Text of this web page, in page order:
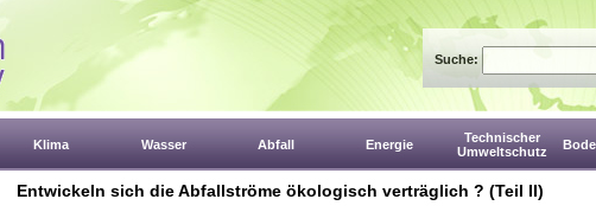
Suche:
Klima Wasser Abfall Energie
Technischer
Umweltschutz
Entwickeln sich die Abfallströme ökologisch verträglich ? (Teil II)